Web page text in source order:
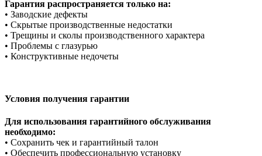
Гарантия распространяется только на:
• Заводские дефекты
• Скрытые производственные недостатки
• Трещины и сколы производственного характера
• Проблемы с глазурью
• Конструктивные недочеты
Условия получения гарантии
Для использования гарантийного обслуживания
необходимо:
• Сохранить чек и гарантийный талон
• Обеспечить профессиональную установку